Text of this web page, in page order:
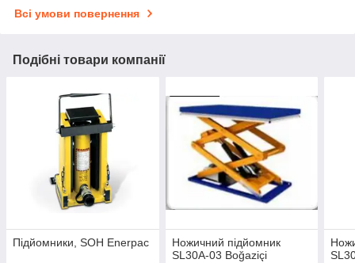
Всі умови повернення
Подібні товари компанії
Підйомники, SOH Enerpac
Ножичний підйомник
SL30A-03 Boğaziçi